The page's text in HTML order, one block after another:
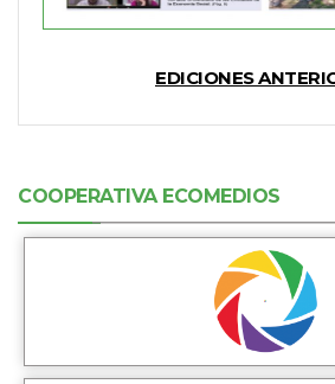
EDICIONES
COOPERATIVA ECOMEDIOS